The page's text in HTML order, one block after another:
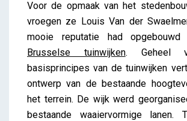
Voor de opmaak van het
vroegen ze Louis Van der
mooie reputatie had opgebouwd
Brusselse tuinwijken. Geheel
basisprincipes van de tuinwijken
ontwerp van de bestaande
het terrein. De wijk werd
bestaande waaiervormige lanen.